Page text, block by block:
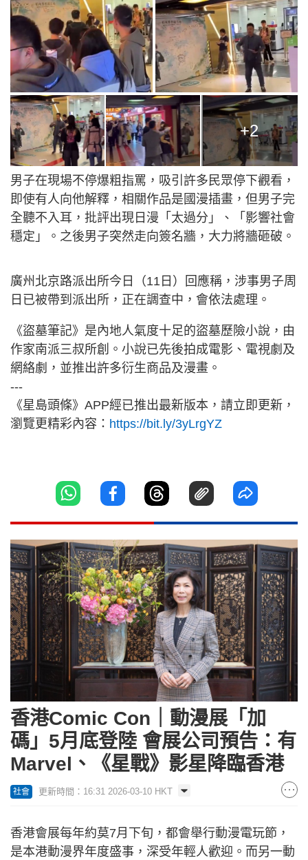
+2
男子在現場不停爆粗指罵，吸引許多民眾停下觀看，
即使有人向他解釋，相關作品是國漫插畫，但男子完
全聽不入耳，批評出現日漫「太過分」、「影響社會
穩定」。之後男子突然走向簽名牆，大力將牆砸破。
廣州北京路派出所今日（11日）回應稱，涉事男子周
日已被帶到派出所，正在調查中，會依法處理。
《盜墓筆記》是內地人氣度十足的盜墓歷險小說，由
作家南派三叔所創。小說已先後拍成電影、電視劇及
網絡劇，並推出許多衍生商品及漫畫。
---
《星島頭條》APP經已推出最新版本，請立即更新，
瀏覽更精彩內容： https://bit.ly/3yLrgYZ
香港Comic Con｜動漫展「加
碼」5月底登陸 會展公司預告：有
Marvel、《星戰》影星降臨香港
社會 更新時間：16:31 2026-03-10 HKT
香港會展每年約莫7月下旬，都會舉行動漫電玩節，
是本港動漫界年度盛事，深受年輕人歡迎。而另一動